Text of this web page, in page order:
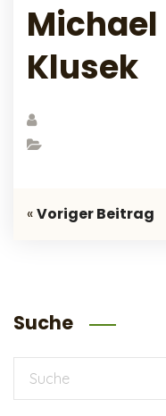
Klusek
«Voriger Beitrag
Suche